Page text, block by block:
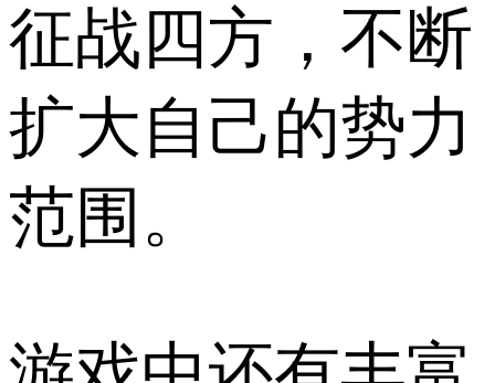
征战四方，不断
扩大自己的势力
范围。